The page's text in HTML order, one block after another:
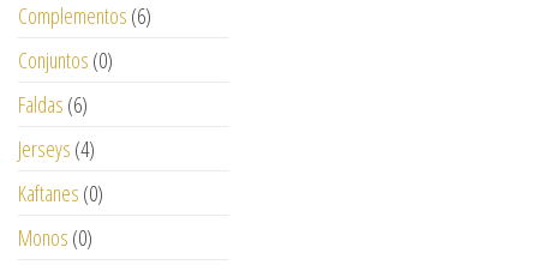
Complementos (6)
Conjuntos (0)
Faldas (6)
Jerseys (4)
Kaftanes (0)
Monos (0)